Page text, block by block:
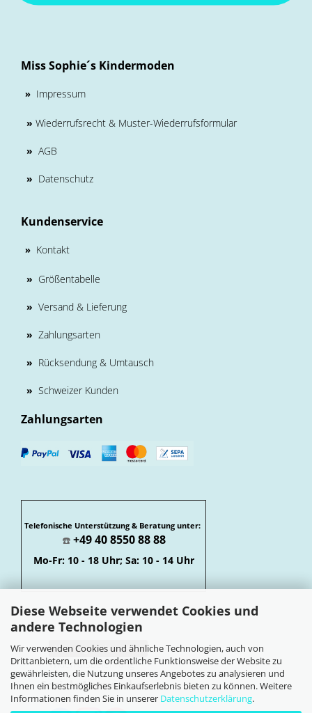
Diese Webseite verwendet Cookies und
andere Technologien
Wir verwenden Cookies und ähnliche Technologien, auch von
Drittanbietern, um die ordentliche Funktionsweise der Website zu
gewährleisten, die Nutzung unseres Angebotes zu analysieren und
Ihnen ein bestmögliches Einkaufserlebnis bieten zu können. Weitere
Informationen finden Sie in unserer Datenschutzerklärung.
Miss Sophie´s Kindermoden
» Impressum
» Wiederrufsrecht & Muster-Wiederrufsformular
» AGB
» Datenschutz
Kundenservice
» Kontakt
» Größentabelle
» Versand & Lieferung
» Zahlungsarten
» Rücksendung & Umtausch
» Schweizer Kunden
Zahlungsarten
Telefonische Unterstützung & Beratung unter:
☎️ +49 40 8550 88 88
Mo-Fr: 10 - 18 Uhr; Sa: 10 - 14 Uhr
Vertrag widerrufen
Widerrufsbelehrung
Soziale Netzwerke